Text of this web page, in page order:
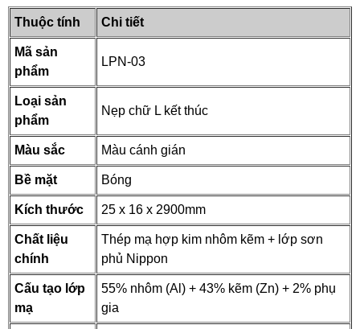
Thuộc tính Chi tiết
Mã sản
phẩm
LPN-03
Loại sản
phẩm
Nẹp chữ L kết thúc
Màu sắc Màu cánh gián
Bề mặt Bóng
Kích thước 25 x 16 x 2900mm
Chất liệu
chính
Thép mạ hợp kim nhôm kẽm + lớp sơn
phủ Nippon
Cấu tạo lớp
mạ
55% nhôm (Al) + 43% kẽm (Zn) + 2% phụ
gia